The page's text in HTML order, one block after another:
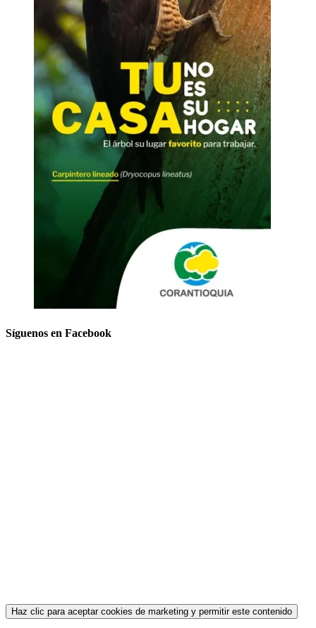
Síguenos en Facebook
Haz clic para aceptar cookies de marketing y permitir este contenido